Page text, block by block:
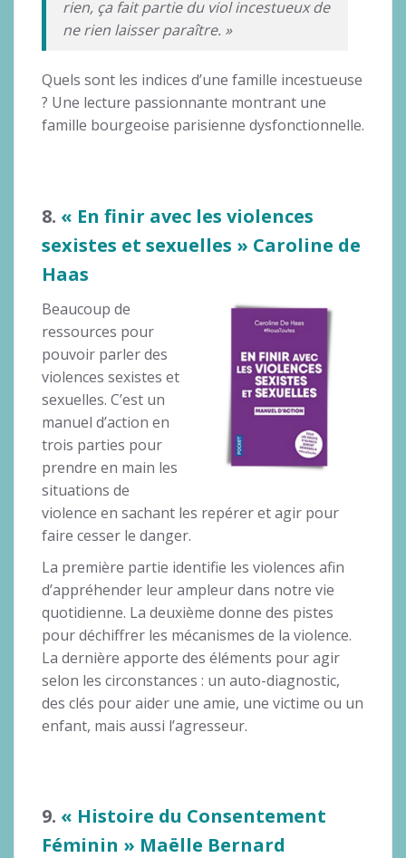
rien, ça fait partie du viol incestueux de
ne rien laisser paraître. »
Quels sont les indices d’une famille incestueuse
? Une lecture passionnante montrant une
famille bourgeoise parisienne dysfonctionnelle.
8. « En finir avec les violences
sexistes et sexuelles » Caroline de
Haas
Beaucoup de
ressources pour
pouvoir parler des
violences sexistes et
sexuelles. C’est un
manuel d’action en
trois parties pour
prendre en main les
situations de
violence en sachant les repérer et agir pour
faire cesser le danger.
La première partie identifie les violences afin
d’appréhender leur ampleur dans notre vie
quotidienne. La deuxième donne des pistes
pour déchiffrer les mécanismes de la violence.
La dernière apporte des éléments pour agir
selon les circonstances : un auto-diagnostic,
des clés pour aider une amie, une victime ou un
enfant, mais aussi l’agresseur.
9. « Histoire du Consentement
Féminin » Maëlle Bernard